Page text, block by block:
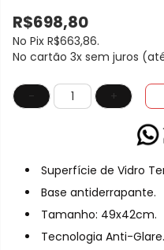
R$698,80
No Pix R$663,86.
No cartão 3x sem juros
- +
Superfície de Vidro
Base antiderrapante.
Tamanho: 49x42cm.
Tecnologia Anti-Glare.